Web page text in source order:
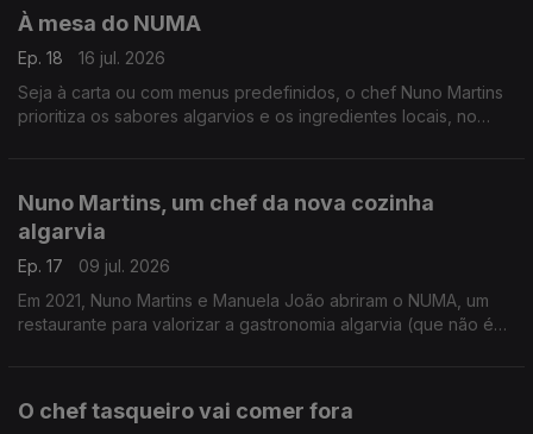
À mesa do NUMA
Ep. 18
16 jul. 2026
Seja à carta ou com menus predefinidos, o chef Nuno Martins
prioritiza os sabores algarvios e os ingredientes locais, no
Nuno Martins, um chef da nova cozinha
algarvia
Ep. 17
09 jul. 2026
Em 2021, Nuno Martins e Manuela João abriram o NUMA, um
restaurante para valorizar a gastronomia algarvia (que não é
O chef tasqueiro vai comer fora